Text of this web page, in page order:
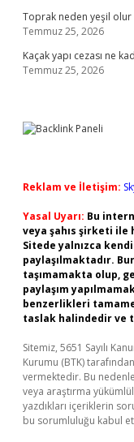
Toprak neden yeşil olur
Temmuz 25, 2026
Kaçak yapı cezası ne
Temmuz 25, 2026
Reklam ve İletişim:
Yasal Uyarı: Bu
veya şahıs şirketi ile
Sitede yalnızca
paylaşılmaktadır.
taşımamakta olup,
paylaşım
benzerlikleri
taslak halindedir ve
Sitemiz, 5651 Sayılı
Kurumu (BTK)
vermektedir. Bu
veya araştırma
yazdıkları içeriklerin
bu sorumluluğu kabul